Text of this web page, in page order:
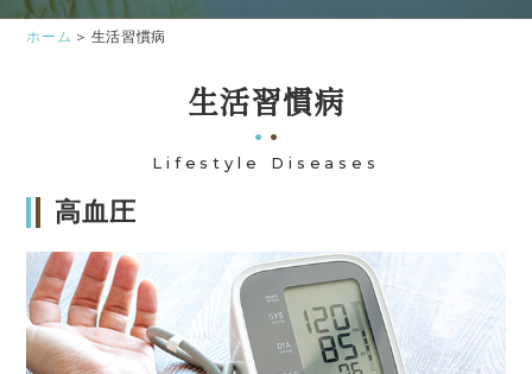
ホーム 生活習慣病
生活習慣病
Lifestyle Diseases
高血圧